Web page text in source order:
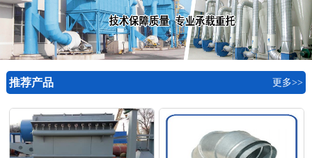
推荐产品 更多>>